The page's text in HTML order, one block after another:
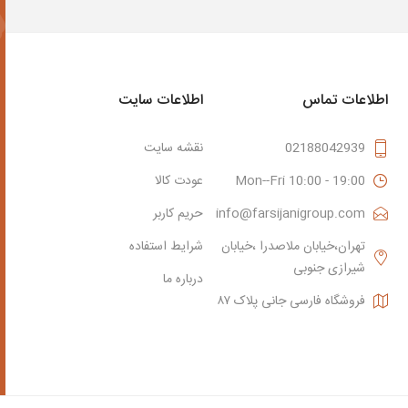
اطلاعات تماس
02188042939
Mon--Fri 10:00 - 19:00
info@farsijanigroup.com
تهران،خیابان ملاصدرا ،خیابان
شیرازی جنوبی
فروشگاه فارسی جانی پلاک ۸۷
اطلاعات سایت
نقشه سایت
عودت کالا
حریم کاربر
شرایط استفاده
درباره ما